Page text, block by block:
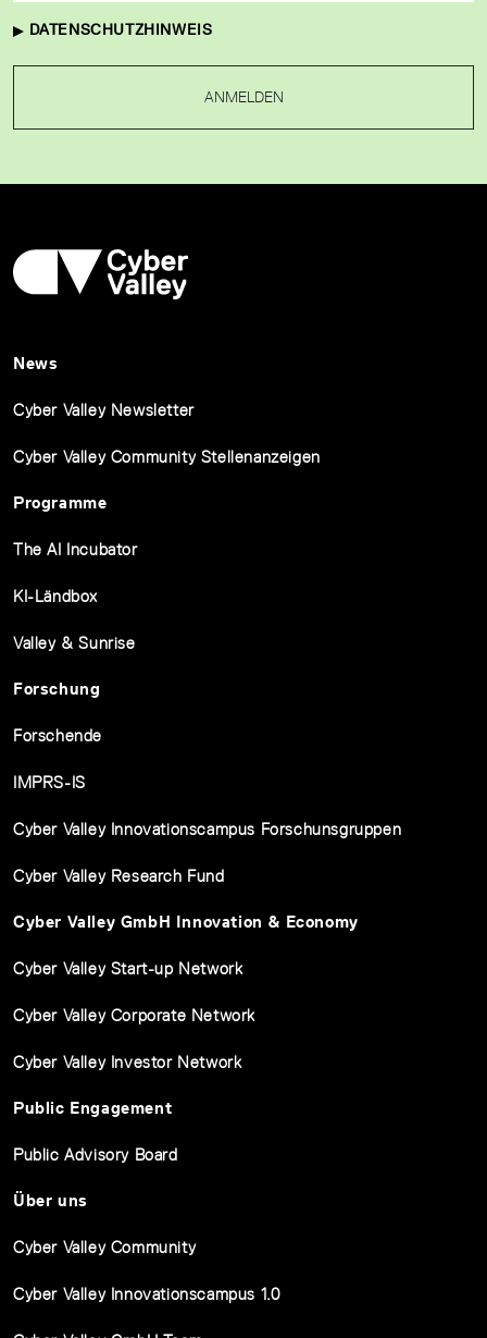
DATENSCHUTZHINWEIS
ANMELDEN
News
Cyber Valley Newsletter
Cyber Valley Community Stellenanzeigen
Programme
The AI Incubator
KI-Ländbox
Valley & Sunrise
Forschung
Forschende
IMPRS-IS
Cyber Valley Innovationscampus Forschunsgruppen
Cyber Valley Research Fund
Cyber Valley GmbH Innovation & Economy
Cyber Valley Start-up Network
Cyber Valley Corporate Network
Cyber Valley Investor Network
Public Engagement
Public Advisory Board
Über uns
Cyber Valley Community
Cyber Valley Innovationscampus 1.0